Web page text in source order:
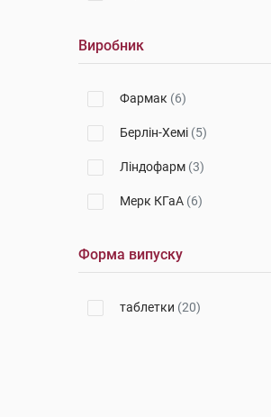
Виробник
Фармак (6)
Берлін-Хемі (5)
Ліндофарм (3)
Мерк КГаА (6)
Форма випуску
таблетки (20)